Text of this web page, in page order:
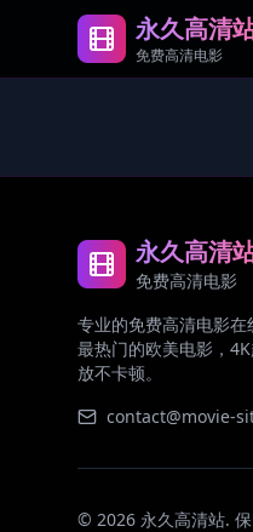
永久高清
免费高清电影
永久高清
免费高清电影
专业的免费高清电影
最热门的欧美电影，
放不卡顿。
contact@movie-
© 2026 永久高清站.